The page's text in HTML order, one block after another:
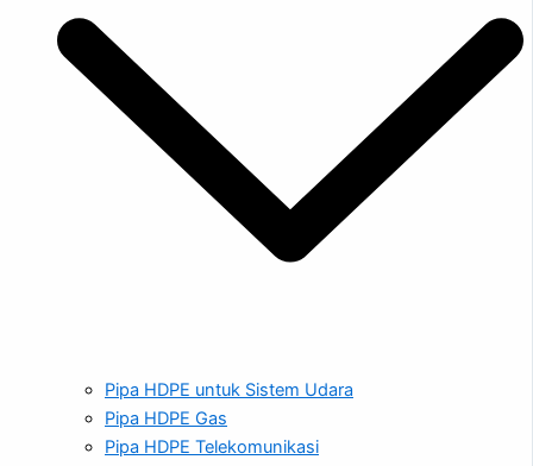
Pipa HDPE untuk Sistem Udara
Pipa HDPE Gas
Pipa HDPE Telekomunikasi